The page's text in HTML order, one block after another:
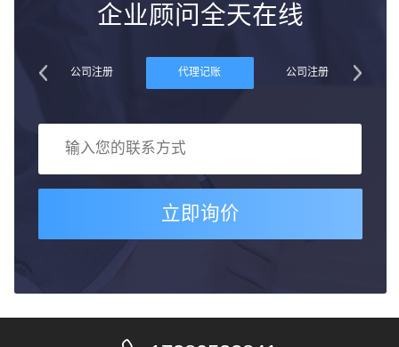
企业顾问全天在线
公司注册 代理记账 公司注册
立即询价